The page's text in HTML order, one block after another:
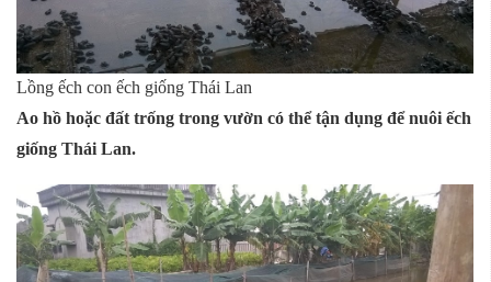
Lồng ếch con ếch giống Thái Lan
Ao hồ hoặc đất trống trong vườn có thể tận dụng để nuôi ếch
giống Thái Lan.